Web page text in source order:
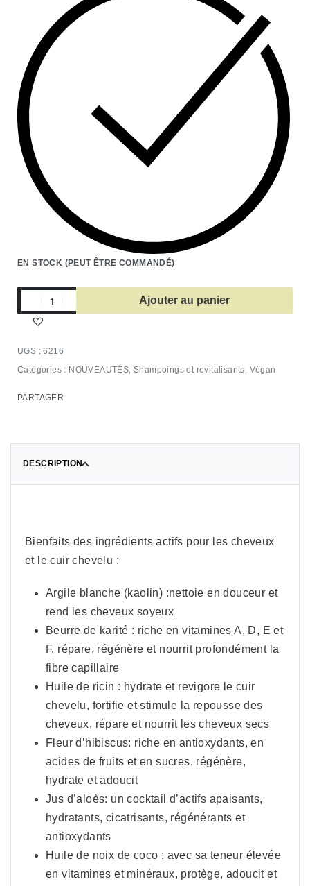
EN STOCK (PEUT ÊTRE COMMANDÉ)
Ajouter au panier
6216
Catégories : NOUVEAUTÉS,Shampoings et revitalisants, Végan
PARTAGER
DESCRIPTION
Bienfaits des ingrédients actifs pour les cheveux
et le cuir chevelu :
Argile blanche (kaolin) :nettoie en douceur et
rend les cheveux soyeux
Beurre de karité : riche en vitamines A, D, E et
F, répare, régénère et nourrit profondément la
fibre capillaire
Huile de ricin : hydrate et revigore le cuir
chevelu, fortifie et stimule la repousse des
cheveux, répare et nourrit les cheveux secs
Fleur d’hibiscus: riche en antioxydants, en
acides de fruits et en sucres, régénère,
hydrate et adoucit
Jus d’aloès: un cocktail d’actifs apaisants,
hydratants, cicatrisants, régénérants et
antioxydants
Huile de noix de coco : avec sa teneur élevée
en vitamines et minéraux, protège, adoucit et